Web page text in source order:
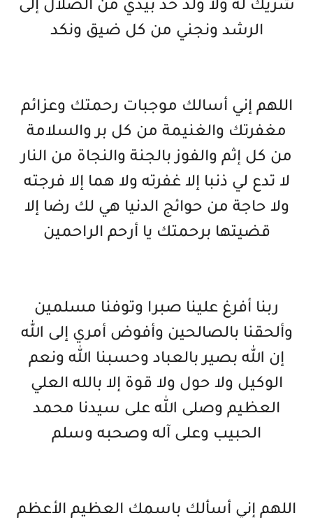
شريك له ولا ولد خذ بيدي من الضلال إلى
الرشد ونجني من كل ضيق ونكد
اللهم إني أسالك موجبات رحمتك وعزائم
مغفرتك والغنيمة من كل بر والسلامة
من كل إثم والفوز بالجنة والنجاة من النار
لا تدع لي ذنبا إلا غفرته ولا هما إلا فرجته
ولا حاجة من حوائج الدنيا هي لك رضا إلا
قضيتها برحمتك يا أرحم الراحمين
ربنا أفرغ علينا صبرا وتوفنا مسلمين
وألحقنا بالصالحين وأفوض أمري إلى الله
إن الله بصير بالعباد وحسبنا الله ونعم
الوكيل ولا حول ولا قوة إلا بالله العلي
العظيم وصلى الله على سيدنا محمد
الحبيب وعلى آله وصحبه وسلم
اللهم إني أسألك باسمك العظيم الأعظم